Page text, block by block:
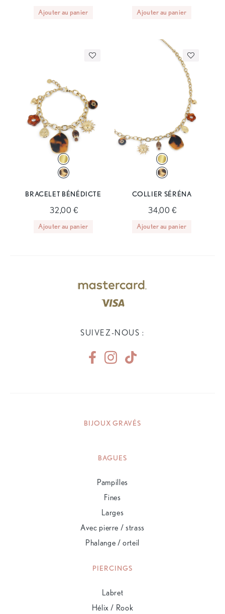
Ajouter au panier Ajouter au panier
BRACELET BÉNÉDICTE
32,00 €
Ajouter au panier
COLLIER SÉRÉNA
34,00 €
Ajouter au panier
SUIVEZ-NOUS :
BIJOUX GRAVÉS
BAGUES
Pampilles
Fines
Larges
Avec pierre / strass
Phalange / orteil
PIERCINGS
Labret
Hélix / Rook